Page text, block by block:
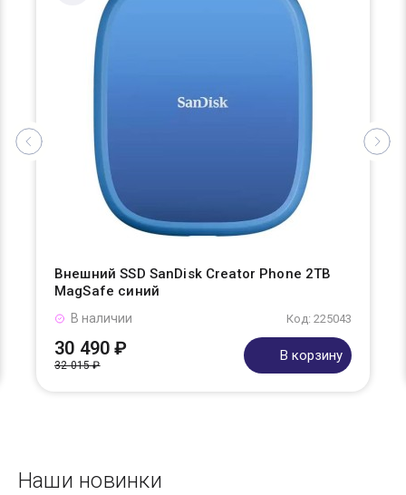
Внешний SSD SanDisk Creator Phone 2TB
MagSafe синий
Код: 225043
В наличии
30 490 ₽
32 015 ₽
В корзину
Наши новинки